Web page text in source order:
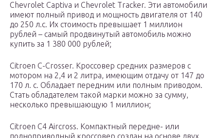
Chevrolet Captiva и Chevrolet Tracker. Эти автомобили
имеют полный привод и мощность двигателя от 140
до 250 л.с. Их стоимость превышает 1 миллион
рублей – самый продвинутый автомобиль можно
купить за 1 380 000 рублей;
Citroen C-Crosser. Кроссовер средних размеров с
мотором на 2,4 и 2 литра, имеющим отдачу от 147 до
170 л. с. Обладает передним или полным приводом.
Стать обладателем такой марки можно за сумму,
несколько превышающую 1 миллион;
Citroen C4 Aircross. Компактный передне- или
полноприводный кроссовер создан на основе двух